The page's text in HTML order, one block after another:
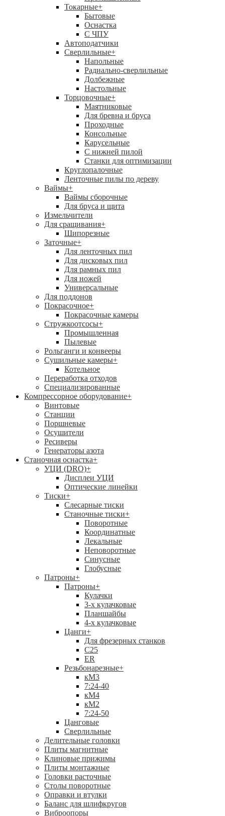
Токарные+
Бытовые
Оснастка
С ЧПУ
Автоподатчики
Сверлильные+
Напольные
Радиально-сверлильные
Долбежные
Настольные
Торцовочные+
Маятниковые
Для бревна и бруса
Проходные
Консольные
Карусельные
С нижней пилой
Станки для оптимизации
Круглопалочные
Ленточные пилы по дереву
Ваймы+
Ваймы сборочные
Для бруса и щита
Измельчители
Для сращивания+
Шипорезные
Заточные+
Для ленточных пил
Для дисковых пил
Для рамных пил
Для ножей
Универсальные
Для поддонов
Покрасочное+
Покрасочные камеры
Стружкоотсосы+
Промышленная
Пылевые
Рольганги и конвееры
Сушильные камеры+
Котельное
Переработка отходов
Специализированные
Компрессорное оборудование+
Винтовые
Станции
Поршневые
Осушители
Ресиверы
Генераторы азота
Станочная оснастка+
УЦИ (DRO)+
Дисплеи УЦИ
Оптические линейки
Тиски+
Слесарные тиски
Станочные тиски+
Поворотные
Координатные
Лекальные
Неповоротные
Синусные
Глобусные
Патроны+
Патроны+
Кулачки
3-х кулачковые
Планшайбы
4-х кулачковые
Цанги+
Для фрезерных станков
С25
ER
Резьбонарезные+
кМ3
7:24-40
кМ4
кМ2
7:24-50
Цанговые
Сверлильные
Делительные головки
Плиты магнитные
Клиновые прижимы
Плиты монтажные
Головки расточные
Столы поворотные
Оправки и втулки
Баланс для шлифкругов
Виброопоры